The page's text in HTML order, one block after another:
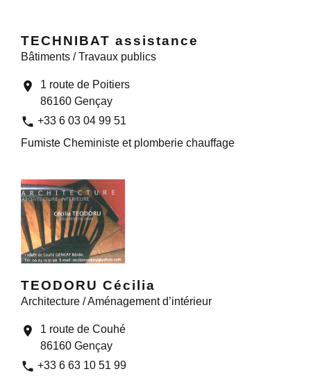
TECHNIBAT assistance
Bâtiments / Travaux publics
location_on
1 route de Poitiers
86160 Gençay
phone +33 6 03 04 99 51
Fumiste Cheministe et plomberie chauffage
TEODORU Cécilia
Architecture / Aménagement d’intérieur
location_on
1 route de Couhé
86160 Gençay
phone +33 6 63 10 51 99